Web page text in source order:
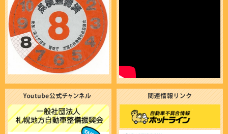
2023年7月7日
いざという時に役立つ 「ドライブガイドブック」
2023年7月1日
令和５年７月より、検査標章（車検ステッカー）の貼付位置が変
更となります。
2021年1月25日
エコドライブ10のすすめ
2018年2月28日
ご存知でしたか？認証（指定）工場における車検と代行車検の違
いについて。
2017年12月5日
指定自動車整備事業者による不正行為に関する通報窓口について